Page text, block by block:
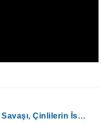
Savaşı, Çinlilerin İs…